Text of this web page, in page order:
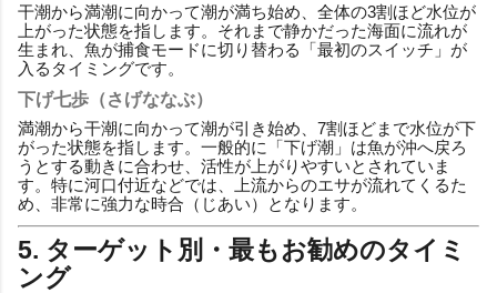
干潮から満潮に向かって潮が満ち始め、全体の3割ほど水位が
上がった状態を指します。それまで静かだった海面に流れが
生まれ、魚が捕食モードに切り替わる「最初のスイッチ」が
入るタイミングです。
下げ七歩（さげななぶ）
満潮から干潮に向かって潮が引き始め、7割ほどまで水位が下
がった状態を指します。一般的に「下げ潮」は魚が沖へ戻ろ
うとする動きに合わせ、活性が上がりやすいとされていま
す。特に河口付近などでは、上流からのエサが流れてくるた
め、非常に強力な時合（じあい）となります。
5. ターゲット別・最もお勧めのタイミ
ング